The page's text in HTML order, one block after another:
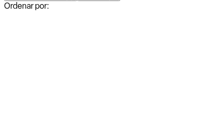
Ordenar por: